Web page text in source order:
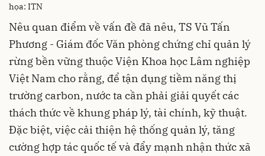
họa: ITN
Nêu quan điểm về vấn đề đã nêu, TS Vũ Tấn
Phương - Giám đốc Văn phòng chứng chỉ quản lý
rừng bền vững thuộc Viện Khoa học Lâm nghiệp
Việt Nam cho rằng, để tận dụng tiềm năng thị
trường carbon, nước ta cần phải giải quyết các
thách thức về khung pháp lý, tài chính, kỹ thuật.
Đặc biệt, việc cải thiện hệ thống quản lý, tăng
cường hợp tác quốc tế và đẩy mạnh nhận thức xã